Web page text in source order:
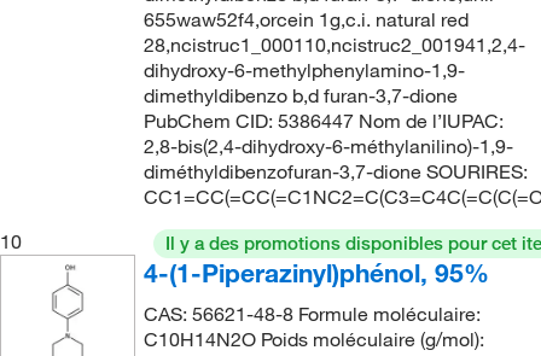
655waw52f4,orcein 1g,c.i. natural red
28,ncistruc1_000110,ncistruc2_001941,2,4-
dihydroxy-6-methylphenylamino-1,9-
dimethyldibenzo b,d furan-3,7-dione
PubChem CID: 5386447 Nom de l’IUPAC:
2,8-bis(2,4-dihydroxy-6-méthylanilino)-1,9-
diméthyldibenzofuran-3,7-dione SOURIRES:
10
Il y a des promotions disponibles pour cet
4-(1-Piperazinyl)phénol, 95%
CAS: 56621-48-8 Formule moléculaire:
C10H14N2O Poids moléculaire (g/mol):